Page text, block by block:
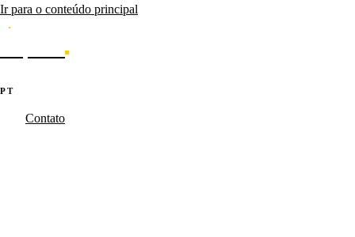
Ir para o conteúdo principal
PT
Contato